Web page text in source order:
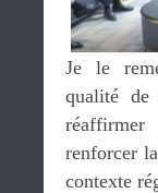
Je le
qualité
renforcer
contexte